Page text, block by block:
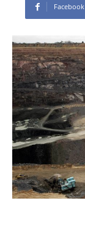
Facebook